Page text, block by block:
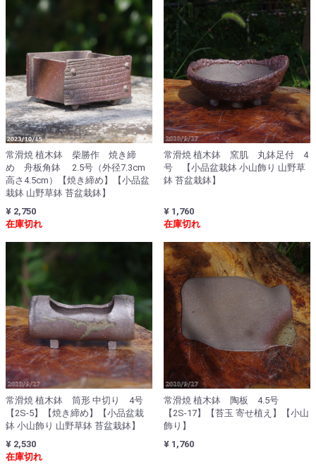
常滑焼 植木鉢 柴勝作 焼き締
め 舟板角鉢 2.5号（外径7.3cm
高さ4.5cm）【焼き締め】【小品盆
栽鉢 山野草鉢 苔盆栽鉢】
¥ 2,750
在庫切れ
常滑焼 植木鉢 窯肌 丸鉢足付 4
号 【小品盆栽鉢 小山飾り 山野草
鉢 苔盆栽鉢】
¥ 1,760
在庫切れ
常滑焼 植木鉢 筒形 中切り 4号
【2S-5】【焼き締め】【小品盆栽
鉢 小山飾り 山野草鉢 苔盆栽鉢】
¥ 2,530
在庫切れ
常滑焼 植木鉢 陶板 4.5号
【2S-17】【苔玉 寄せ植え】【小山
飾り】
¥ 1,760